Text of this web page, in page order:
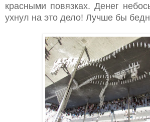
красными повязках. Денег
ухнул на это дело! Лучше бы